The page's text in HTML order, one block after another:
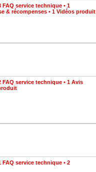
FAQ service technique • 1
& récompenses • 1 Vidéos produit
FAQ service technique • 1 Avis
FAQ service technique • 2